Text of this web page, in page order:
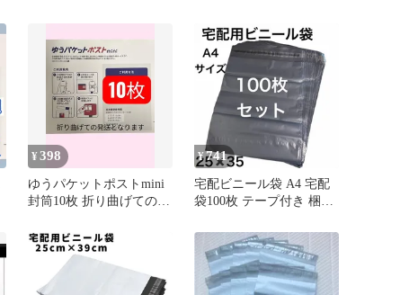
OPP袋 メルカリ便 ネコポ
ス ゆうパケットポスト
宅急便 防水
¥398
ゆうパケットポストmini
封筒10枚 折り曲げての発
¥741
宅配ビニール袋 A4 宅配
袋100枚 テープ付き 梱包
フリマ梱包資材発送 防水
普通郵便 クリックポスト
ゆうパケット ネットショ
ップ ブラック 黒